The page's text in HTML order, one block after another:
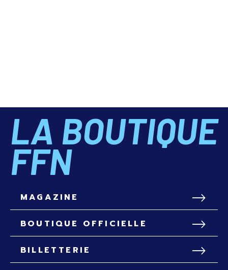
LA BOUTIQUE
FFN
MAGAZINE
BOUTIQUE OFFICIELLE
BILLETTERIE